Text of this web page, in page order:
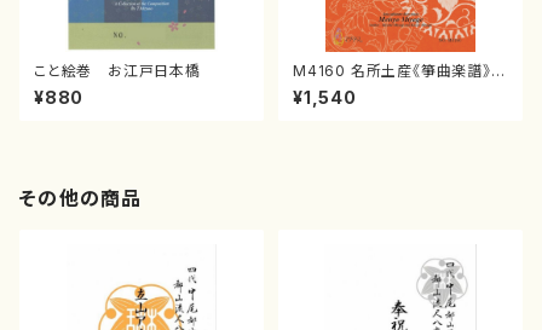
こと絵巻 お江戸日本橋
¥880
M4160 名所土産《箏曲楽譜》
（箏/宮城喜代子・宮城数江著・
宮城宗家監修/箏曲古典楽譜）
¥1,540
その他の商品